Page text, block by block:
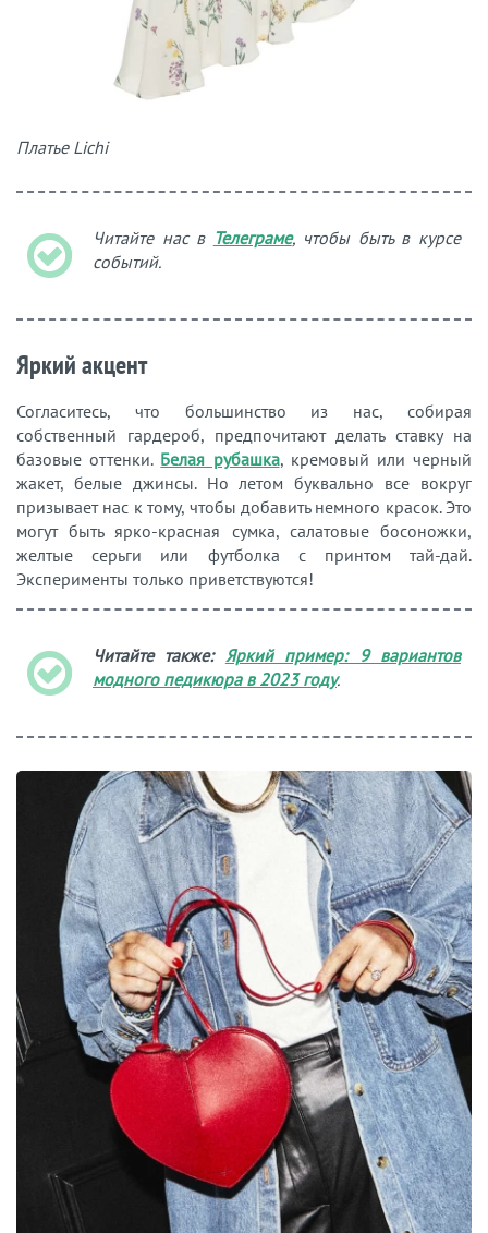
Платье Lichi
Читайте нас в Телеграме, чтобы быть в курсе
событий.
Яркий акцент
Согласитесь, что большинство из нас, собирая
собственный гардероб, предпочитают делать ставку на
базовые оттенки. Белая рубашка, кремовый или черный
жакет, белые джинсы. Но летом буквально все вокруг
призывает нас к тому, чтобы добавить немного красок. Это
могут быть ярко-красная сумка, салатовые босоножки,
желтые серьги или футболка с принтом тай-дай.
Эксперименты только приветствуются!
Читайте также: Яркий пример: 9 вариантов
модного педикюра в 2023 году.